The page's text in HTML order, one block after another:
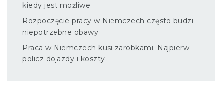
kiedy jest możliwe
Rozpoczęcie pracy w Niemczech często budzi
niepotrzebne obawy
Praca w Niemczech kusi zarobkami. Najpierw
policz dojazdy i koszty